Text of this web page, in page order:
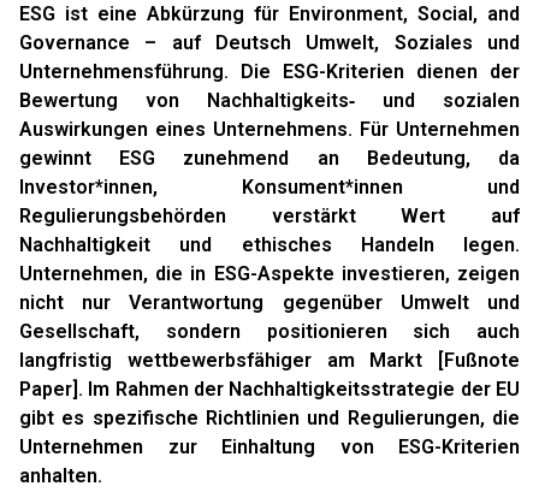
ESG ist eine Abkürzung für Environment, Social, and
Governance – auf Deutsch Umwelt, Soziales und
Unternehmensführung. Die ESG-Kriterien dienen der
Bewertung von Nachhaltigkeits‑ und sozialen
Auswirkungen eines Unternehmens. Für Unternehmen
gewinnt ESG zunehmend an Bedeutung, da
Investor*innen, Konsument*innen und
Regulierungsbehörden verstärkt Wert auf
Nachhaltigkeit und ethisches Handeln legen.
Unternehmen, die in ESG-Aspekte investieren, zeigen
nicht nur Verantwortung gegenüber Umwelt und
Gesellschaft, sondern positionieren sich auch
langfristig wettbewerbsfähiger am Markt [Fußnote
Paper]. Im Rahmen der Nachhaltigkeitsstrategie der EU
gibt es spezifische Richtlinien und Regulierungen, die
Unternehmen zur Einhaltung von ESG-Kriterien
anhalten.